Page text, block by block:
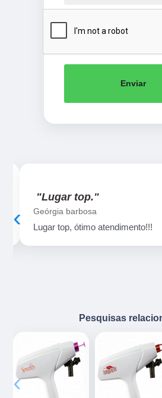
Enviar
"Lugar top."
Geórgia barbosa
Lugar top, ótimo atendimento!!!
‹
Pesquisas
‹